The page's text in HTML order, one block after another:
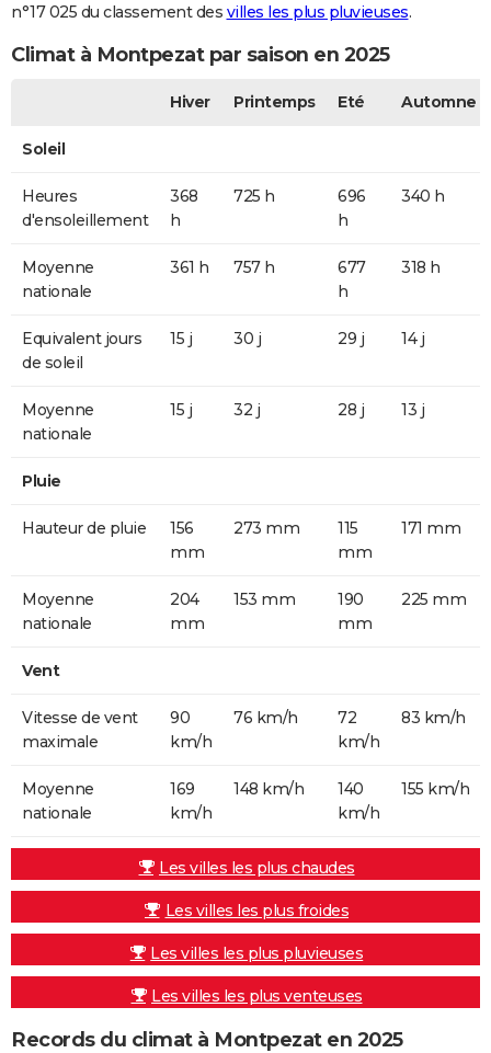
n°17 025 du classement des villes les plus pluvieuses.
Climat à Montpezat par saison en 2025
Hiver Printemps Eté Automne
Soleil
Heures
d'ensoleillement
368
h
725 h
696
h
340 h
Moyenne
nationale
361 h 757 h
677
h
318 h
Equivalent jours
de soleil
15 j 30 j 29 j 14 j
Moyenne
nationale
15 j 32 j 28 j 13 j
Pluie
Hauteur de pluie
156
mm
273 mm
115
mm
171 mm
Moyenne
nationale
204
mm
153 mm
190
mm
225 mm
Vent
Vitesse de vent
maximale
90
km/h
76 km/h
72
km/h
83 km/h
Moyenne
nationale
169
km/h
148 km/h
140
km/h
155 km/h
Les villes les plus chaudes
Les villes les plus froides
Les villes les plus pluvieuses
Les villes les plus venteuses
Records du climat à Montpezat en 2025